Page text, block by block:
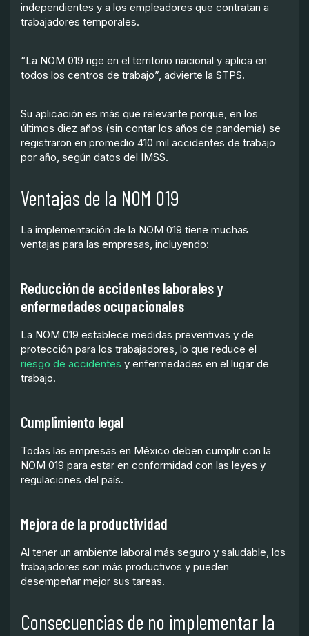
independientes y a los empleadores que contratan a
trabajadores temporales.
“La NOM 019 rige en el territorio nacional y aplica en
todos los centros de trabajo”, advierte la STPS.
Su aplicación es más que relevante porque, en los
últimos diez años (sin contar los años de pandemia) se
registraron en promedio 410 mil accidentes de trabajo
por año, según datos del IMSS.
Ventajas de la NOM 019
La implementación de la NOM 019 tiene muchas
ventajas para las empresas, incluyendo:
Reducción de accidentes laborales y
enfermedades ocupacionales
La NOM 019 establece medidas preventivas y de
protección para los trabajadores, lo que reduce el
riesgo de accidentes y enfermedades en el lugar de
trabajo.
Cumplimiento legal
Todas las empresas en México deben cumplir con la
NOM 019 para estar en conformidad con las leyes y
regulaciones del país.
Mejora de la productividad
Al tener un ambiente laboral más seguro y saludable, los
trabajadores son más productivos y pueden
desempeñar mejor sus tareas.
Consecuencias de no implementar la